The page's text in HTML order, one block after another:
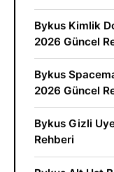
Bykus Kimlik
2026 Güncel
Bykus
2026 Güncel
Bykus Gizli
Rehberi